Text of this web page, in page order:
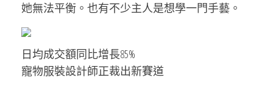
她無法平衡。也有不少主人是想學一門手藝。
日均成交額同比增長85%
寵物服裝設計師正裁出新賽道